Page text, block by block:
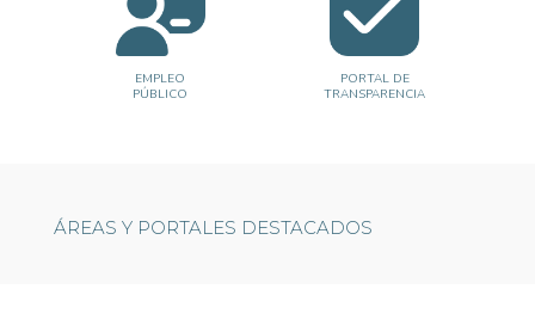
EMPLEO
PÚBLICO
PORTAL DE
TRANSPARENCIA
ÁREAS Y PORTALES DESTACADOS